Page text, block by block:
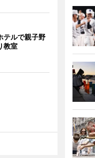
テルで親子野
教室